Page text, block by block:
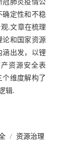
冠肺炎疫情公
确定性和不稳
.文章在梳理
论和国家资源
出发，以锂
资源安全表
维度解构了
辑.
/ 资源治理